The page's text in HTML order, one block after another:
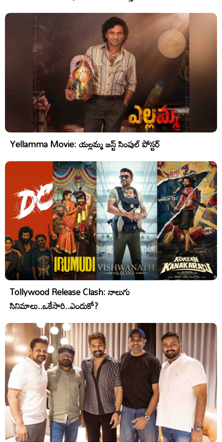
Yellamma Movie: యల్లమ్మ జస్ట్ సింపుల్ పోస్టర్
Tollywood Release Clash: నాలుగు
సినిమాలు..ఒకేసారి..ఎందుకో?